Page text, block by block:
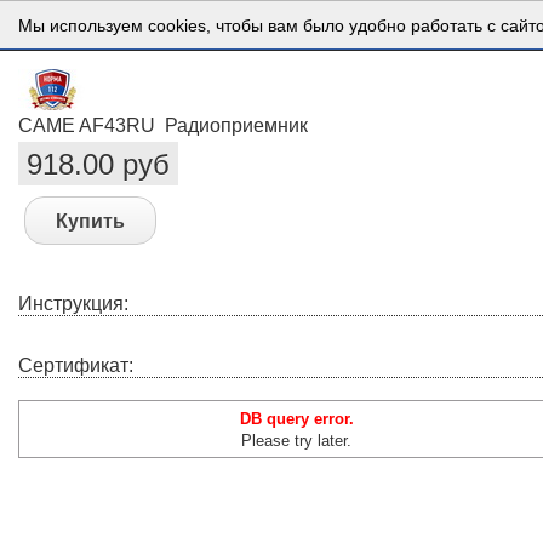
CAME AF43RU Радиоприемник
918.00 руб
Купить
Инструкция:
Сертификат:
DB query error.
Please try later.
Мы используем cookies, чтобы вам было удобно работать с